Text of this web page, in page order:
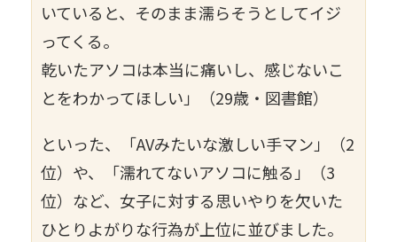
いていると、そのまま濡らそうとしてイジ
ってくる。
乾いたアソコは本当に痛いし、感じないこ
とをわかってほしい」（29歳・図書館）
といった、「AVみたいな激しい手マン」（2
位）や、「濡れてないアソコに触る」（3
位）など、女子に対する思いやりを欠いた
ひとりよがりな行為が上位に並びました。